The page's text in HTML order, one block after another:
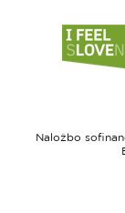
Naložbo